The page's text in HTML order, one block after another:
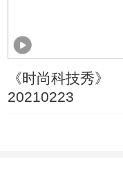
《时尚科技秀》
20210223